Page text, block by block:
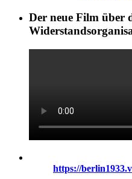
Der neue Film über
https://